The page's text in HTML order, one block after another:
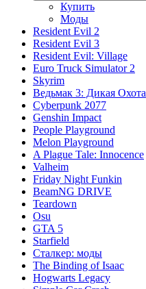
Купить
Моды
Resident Evil 2
Resident Evil 3
Resident Evil: Village
Euro Truck Simulator 2
Skyrim
Ведьмак 3: Дикая Охота
Cyberpunk 2077
Genshin Impact
People Playground
Melon Playground
A Plague Tale: Innocence
Valheim
Friday Night Funkin
BeamNG DRIVE
Teardown
Osu
GTA 5
Starfield
Сталкер: моды
The Binding of Isaac
Hogwarts Legacy